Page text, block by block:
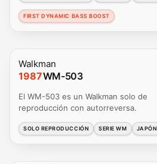
FIRST DYNAMIC BASS BOOST
Walkman
1987WM-503
El WM-503 es un Walkman solo de
reproducción con autorreversa.
SOLO REPRODUCCIÓN SERIE WM JAPÓN